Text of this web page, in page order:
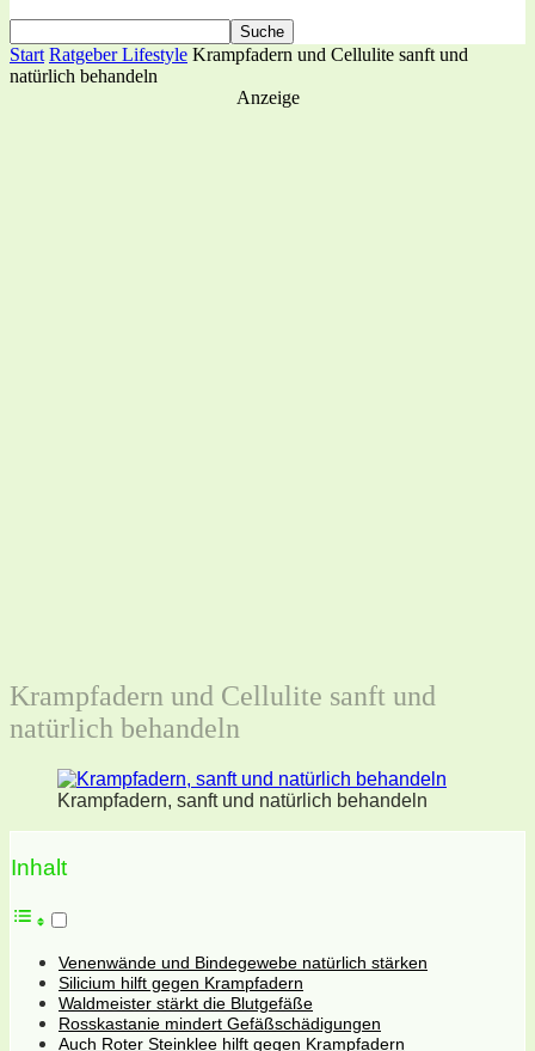
Start Ratgeber Lifestyle Krampfadern und Cellulite sanft und
natürlich behandeln
Krampfadern und Cellulite sanft und
natürlich behandeln
Krampfadern, sanft und natürlich behandeln
Inhalt
Venenwände und Bindegewebe natürlich stärken
Silicium hilft gegen Krampfadern
Waldmeister stärkt die Blutgefäße
Rosskastanie mindert Gefäßschädigungen
Auch Roter Steinklee hilft gegen Krampfadern